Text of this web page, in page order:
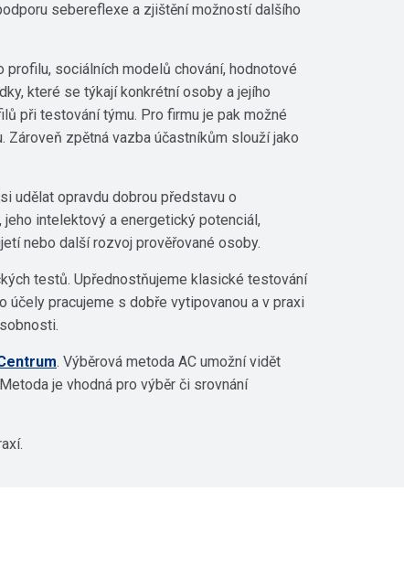
sebereflexe a zjištění možností dalšího
sociálních modelů chování, hodnotové
které se týkají konkrétní osoby a jejího
při testování týmu. Pro firmu je pak možné
zpětná vazba účastníkům slouží jako
udělat opravdu dobrou představu o
jeho intelektový a energetický potenciál,
nebo další rozvoj prověřované osoby.
testů. Upřednostňujeme klasické testování
účely pracujeme s dobře vytipovanou a v praxi
. Výběrová metoda AC umožní vidět
je vhodná pro výběr či srovnání